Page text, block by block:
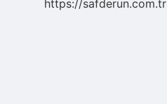
https://safderun.com.tr